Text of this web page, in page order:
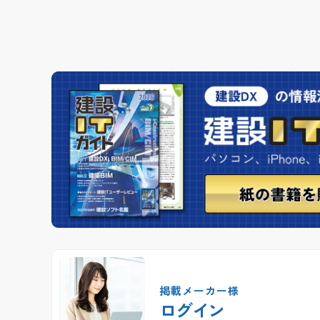
掲載メーカー様
ログイン